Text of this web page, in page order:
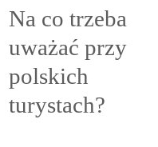
Na co trzeba
uważać przy
polskich
turystach?